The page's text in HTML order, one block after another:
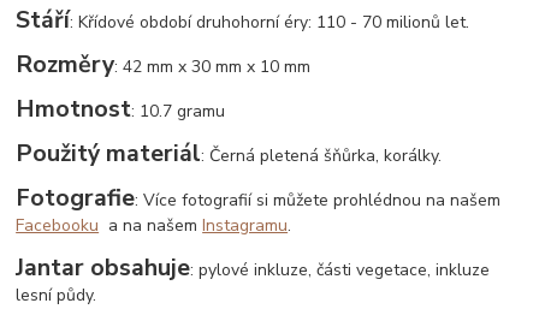
Stáří: Křídové období druhohorní éry: 110 - 70 milionů let.
Rozměry: 42 mm x 30 mm x 10 mm
Hmotnost: 10.7 gramu
Použitý materiál: Černá pletená šňůrka, korálky.
Fotografie: Více fotografií si můžete prohlédnou na našem
Facebooku a na našemInstagramu.
Jantar obsahuje: pylové inkluze, části vegetace, inkluze
lesní půdy.